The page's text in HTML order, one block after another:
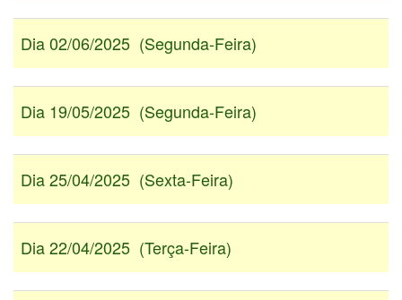
Dia 02/06/2025 (Segunda-Feira)
Dia 19/05/2025 (Segunda-Feira)
Dia 25/04/2025 (Sexta-Feira)
Dia 22/04/2025 (Terça-Feira)